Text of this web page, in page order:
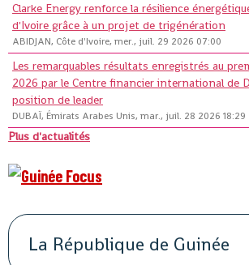
Clarke Energy renforce la résilience
d'Ivoire grâce à un projet de trigénération
ABIDJAN, Côte d'Ivoire, mer., juil. 29 2026 07:00
Les remarquables résultats enregistrés au
2026 par le Centre financier international de
position de leader
DUBAÏ, Émirats Arabes Unis, mar., juil. 28 2026 18:29
Plus d'actualités
La République de Guinée